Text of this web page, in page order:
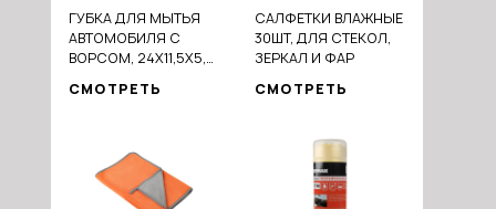
ГУБКА ДЛЯ МЫТЬЯ
АВТОМОБИЛЯ С
ВОРСОМ, 24X11,5X5,5
СМОТРЕТЬ
САЛФЕТКИ ВЛАЖНЫЕ
30ШТ, ДЛЯ СТЕКОЛ,
ЗЕРКАЛ И ФАР
СМОТРЕТЬ